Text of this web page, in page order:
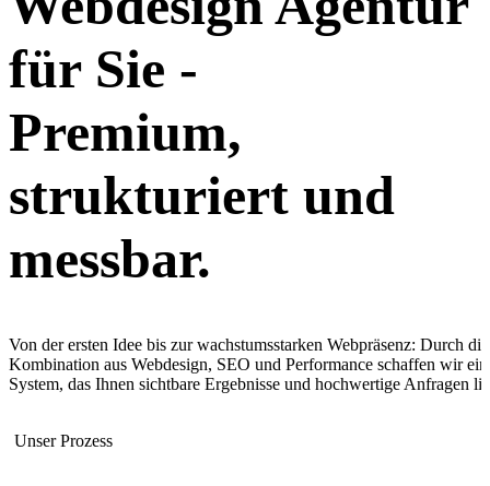
für Sie -
Premium,
strukturiert und
messbar.
Von der ersten Idee bis zur wachstumsstarken Webpräsenz: Durch die
Kombination aus Webdesign, SEO und Performance schaffen wir ein
System, das Ihnen sichtbare Ergebnisse und hochwertige Anfragen
Unser Prozess